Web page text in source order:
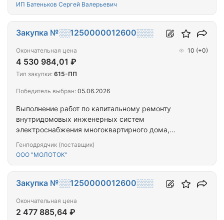
ИП Батеньков Сергей Валерьевич
Выполнение работ по капитальному ремонту
внутридомовых инженерных систем
электроснабжения многоквартирного дома,
Кызыл, ул. Бухтуева, д. 1.
Генподрядчик (поставщик)
ООО "МОЛОТОК"
Закупка №░░1250000012600░░░
Окончательная цена
4 530 984,01 ₽
10 (+0)
Тип закупки: 615-ПП
Победитель выбран: 05.06.2026
Закупка №░░1250000012600░░░
Окончательная цена
2 477 885,64 ₽